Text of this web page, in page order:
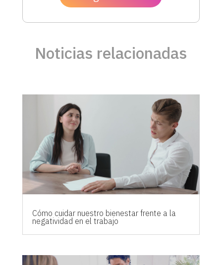
Noticias relacionadas
Cómo cuidar nuestro bienestar frente a la
negatividad en el trabajo